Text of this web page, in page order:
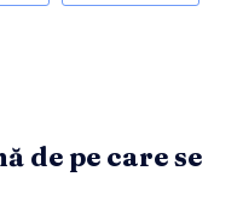
de pe care se